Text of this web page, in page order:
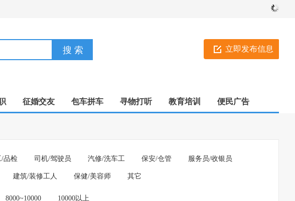
立即发布信息
征婚交友 包车拼车 寻物打听 教育培训 便民广告
品检 司机/驾驶员 汽修/洗车工 保安/仓管 服务员/收银员
建筑/装修工人 保健/美容师 其它
8000~10000 10000以上